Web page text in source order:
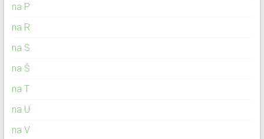
na P
na R
na S
na Š
na T
na U
na V